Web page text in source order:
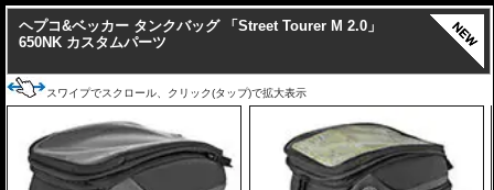
ヘプコ&ベッカー タンクバッグ 「Street Tourer M 2.0」
650NK カスタムパーツ
スワイプでスクロール、クリック(タップ)で拡大表示